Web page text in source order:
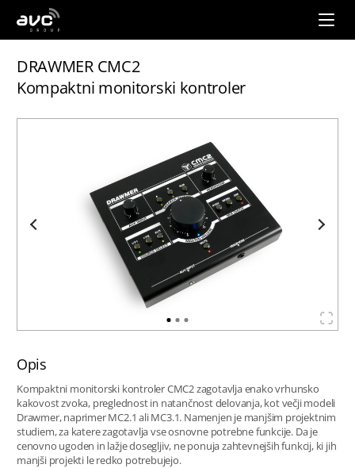
AVC
Group
DRAWMER CMC2
Kompaktni monitorski kontroler
Opis
Kompaktni monitorski kontroler CMC2 zagotavlja enako vrhunsko
kakovost zvoka, preglednost in natančnost delovanja, kot večji modeli
Drawmer, naprimer MC2.1 ali MC3.1. Namenjen je manjšim projektnim
studiem, za katere zagotavlja vse osnovne potrebne funkcije. Da je
cenovno ugoden in lažje dosegljiv, ne ponuja zahtevnejših funkcij, ki jih
manjši projekti le redko potrebujejo.